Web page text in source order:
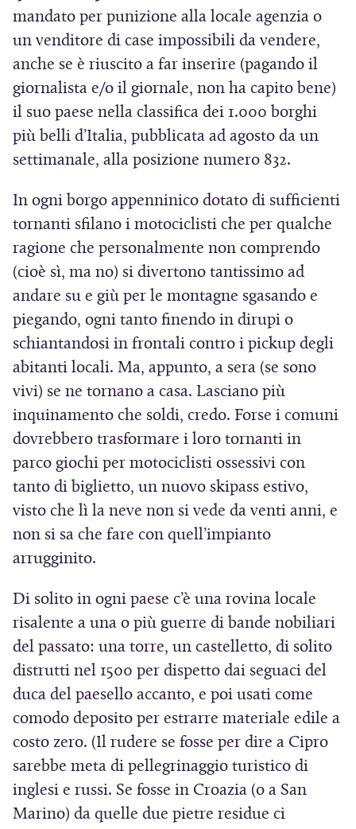
mandato per punizione alla locale agenzia o
un venditore di case impossibili da vendere,
anche se è riuscito a far inserire (pagando il
giornalista e/o il giornale, non ha capito bene)
il suo paese nella classifica dei 1.000 borghi
più belli d’Italia, pubblicata ad agosto da un
settimanale, alla posizione numero 832.
In ogni borgo appenninico dotato di sufficienti
tornanti sfilano i motociclisti che per qualche
ragione che personalmente non comprendo
(cioè sì, ma no) si divertono tantissimo ad
andare su e giù per le montagne sgasando e
piegando, ogni tanto finendo in dirupi o
schiantandosi in frontali contro i pickup degli
abitanti locali. Ma, appunto, a sera (se sono
vivi) se ne tornano a casa. Lasciano più
inquinamento che soldi, credo. Forse i comuni
dovrebbero trasformare i loro tornanti in
parco giochi per motociclisti ossessivi con
tanto di biglietto, un nuovo skipass estivo,
visto che lì la neve non si vede da venti anni, e
non si sa che fare con quell’impianto
arrugginito.
Di solito in ogni paese c’è una rovina locale
risalente a una o più guerre di bande nobiliari
del passato: una torre, un castelletto, di solito
distrutti nel 1500 per dispetto dai seguaci del
duca del paesello accanto, e poi usati come
comodo deposito per estrarre materiale edile a
costo zero. (Il rudere se fosse per dire a Cipro
sarebbe meta di pellegrinaggio turistico di
inglesi e russi. Se fosse in Croazia (o a San
Marino) da quelle due pietre residue ci